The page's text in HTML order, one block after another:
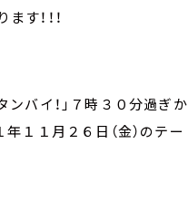
す！！！
バイ！」７時３０分過ぎか
１１月２６日（金）のテー